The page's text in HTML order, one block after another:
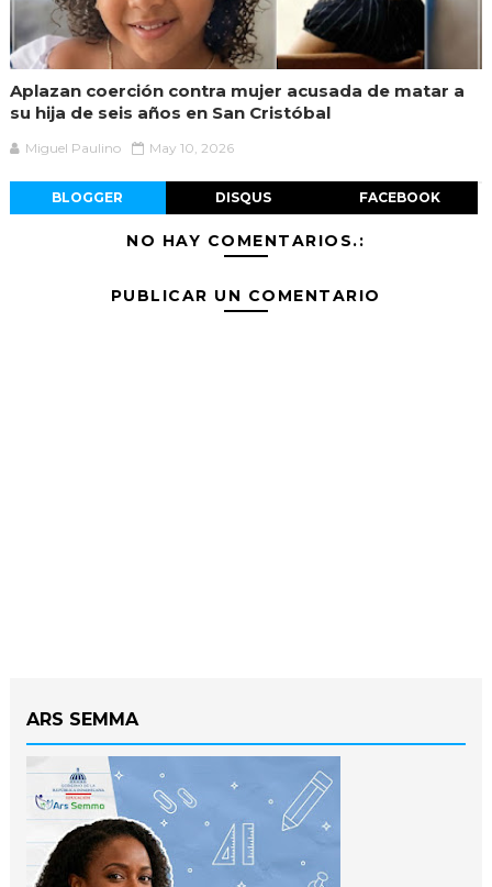
Aplazan coerción contra mujer acusada de matar a
su hija de seis años en San Cristóbal
Miguel Paulino May 10, 2026
BLOGGER DISQUS FACEBOOK
NO HAY COMENTARIOS.:
PUBLICAR UN COMENTARIO
ARS SEMMA